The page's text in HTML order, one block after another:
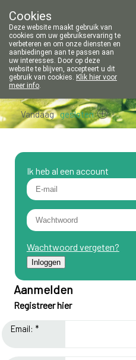
016/81 14 80
Vandaag gesloten
Ik heb al een account
Wachtwoord vergeten?
Aanmelden
Registreer hier
Email: *
Cookies
Deze website maakt gebruik van
cookies om uw gebruikservaring te
verbeteren en om onze diensten en
aanbiedingen aan te passen aan
uw interesses. Door op deze
website te blijven, accepteert u dit
gebruik van cookies. Klik hier voor
meer info.